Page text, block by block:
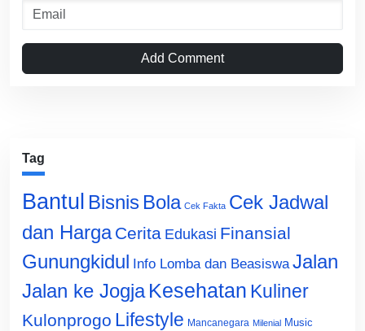
Add Comment
Tag
Bantul Bisnis Bola Cek Fakta Cek Jadwal
dan Harga Cerita Edukasi Finansial
Gunungkidul Info Lomba dan Beasiswa Jalan
Jalan ke Jogja Kesehatan Kuliner
Kulonprogo Lifestyle Mancanegara Milenial Music